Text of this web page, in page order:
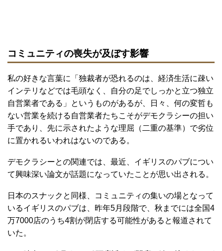
コミュニティの喪失が及ぼす影響
私の好きな言葉に「独裁者が恐れるのは、経済生活に疎い
インテリなどでは毛頭なく、自分の足でしっかと立つ独立
自営業者である」というものがあるが、日々、何の変哲も
ない営業を続ける自営業者たちこそがデモクラシーの担い
手であり、先に示されたような理屈（二重の基準）で劣位
に置かれるいわれはないのである。
デモクラシーとの関連では、最近、イギリスのパブについ
て興味深い論文が話題になっていたことが思い出される。
日本のスナックと同様、コミュニティの集いの場となって
いるイギリスのパブは、昨年5月段階で、秋までには全国4
万7000店のうち4割が閉店する可能性があると報道されて
いた。